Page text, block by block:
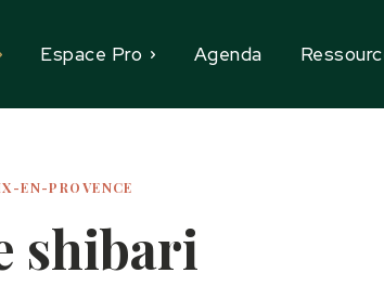
Espace Pro Agenda
EN-PROVENCE
shibari